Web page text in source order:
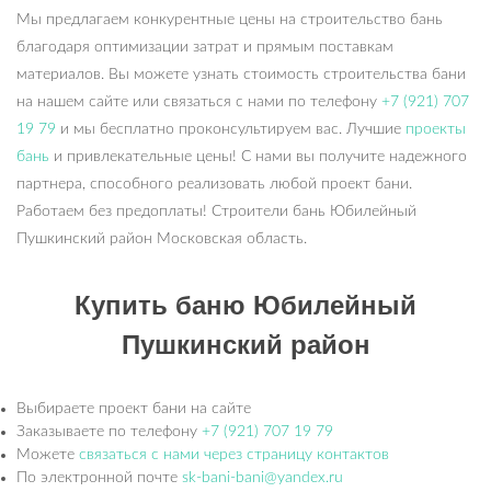
Мы предлагаем конкурентные цены на строительство бань
благодаря оптимизации затрат и прямым поставкам
материалов. Вы можете узнать стоимость строительства бани
на нашем сайте или связаться с нами по телефону +7 (921) 707
19 79 и мы бесплатно проконсультируем вас. Лучшие проекты
бань и привлекательные цены! С нами вы получите надежного
партнера, способного реализовать любой проект бани.
Работаем без предоплаты! Строители бань Юбилейный
Пушкинский район Московская область.
Купить баню Юбилейный
Пушкинский район
Выбираете проект бани на сайте
Заказываете по телефону +7 (921) 707 19 79
Можете связаться с нами через страницу контактов
По электронной почте sk-bani-bani@yandex.ru